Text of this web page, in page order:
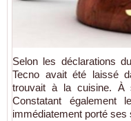
Selon les déclarations
Tecno avait été laissé
trouvait à la cuisine. À
Constatant également
immédiatement porté ses